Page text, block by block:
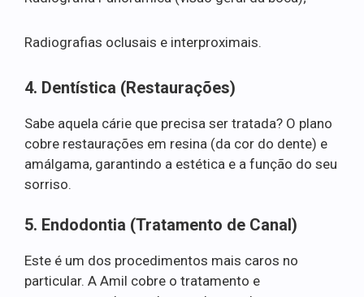
Radiografias oclusais e interproximais.
4. Dentística (Restaurações)
Sabe aquela cárie que precisa ser tratada? O plano
cobre restaurações em resina (da cor do dente) e
amálgama, garantindo a estética e a função do seu
sorriso.
5. Endodontia (Tratamento de Canal)
Este é um dos procedimentos mais caros no
particular. A Amil cobre o tratamento e